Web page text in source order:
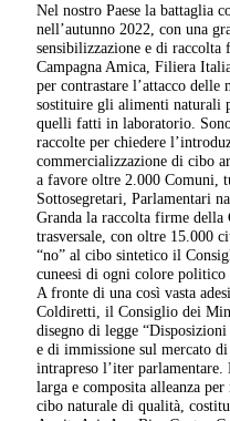
Nel nostro Paese la battaglia
nell’autunno 2022, con una
sensibilizzazione e di
Campagna Amica, Filiera
per contrastare l’attacco
sostituire gli alimenti naturali
quelli fatti in laboratorio.
raccolte per chiedere
commercializzazione di cibo
a favore oltre 2.000 Comuni,
Sottosegretari, Parlamentari
Granda la raccolta firme della
trasversale, con oltre 15.000
“no” al cibo sintetico il
cuneesi di ogni colore politico
A fronte di una così vasta
Coldiretti, il Consiglio dei
disegno di legge
e di immissione sul mercato
intrapreso l’iter
larga e composita alleanza
cibo naturale di qualità,